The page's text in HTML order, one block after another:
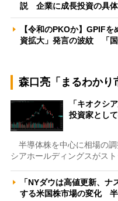
説 企業に成長投資の具
【令和のPKOか】GPIF
資拡大」発言の波紋 「
森口亮「まるわかり
「キオクシ
投資家とし
半導体株を中心に相場の
シアホールディングスがス
「NYダウは高値更新、
する米国株市場の変化